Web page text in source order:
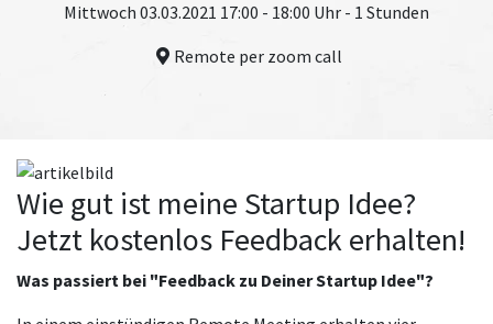
Mittwoch 03.03.2021 17:00 - 18:00 Uhr - 1 Stunden
Remote per zoom call
Wie gut ist meine Startup Idee?
Jetzt kostenlos Feedback erhalten!
Was passiert bei "Feedback zu Deiner Startup Idee"?